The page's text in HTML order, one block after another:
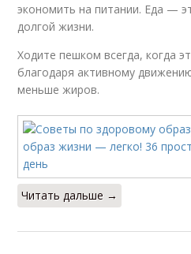
экономить на питании. Еда —
долгой жизни.
Ходите пешком всегда, когда
благодаря активному
меньше жиров.
Читать дальше →